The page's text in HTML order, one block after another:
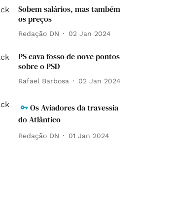
Sobem salários, mas também
os preços
Redação DN 02 Jan 2024
PS cava fosso de nove pontos
sobre o PSD
Rafael Barbosa 02 Jan 2024
Os Aviadores da travessia
do Atlântico
Redação DN 01 Jan 2024